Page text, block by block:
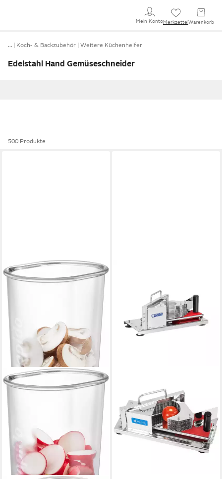
Mein KontoMerkzettel Warenkorb
… Koch- & Backzubehör Weitere Küchenhelfer
Edelstahl Hand Gemüseschneider
500 Produkte